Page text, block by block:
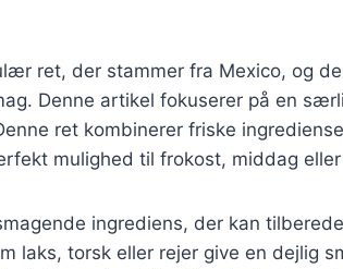
ret, der stammer fra Mexico, og
Denne artikel fokuserer på en
ret kombinerer friske
mulighed til frokost, middag
ingrediens, der kan
laks, torsk eller rejer give en dejlig